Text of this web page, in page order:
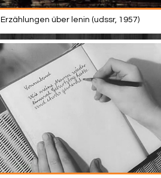
Erzählungen über lenin (udssr, 1957)